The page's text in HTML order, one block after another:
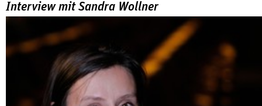
Interview mit Sandra Wollner